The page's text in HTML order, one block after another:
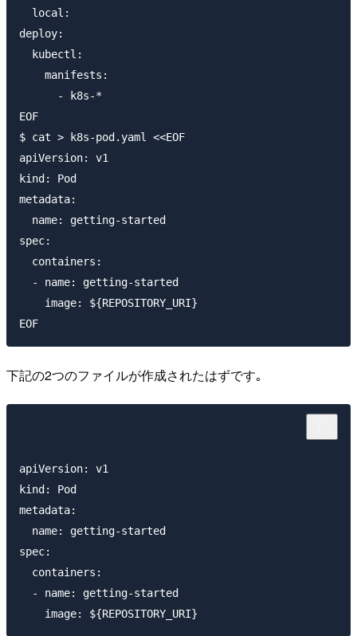
  local:
deploy:
  kubectl:
    manifests:
      - k8s-*
EOF
$ cat > k8s-pod.yaml <<EOF
apiVersion: v1
kind: Pod
metadata:
  name: getting-started
spec:
  containers:
  - name: getting-started
    image: ${REPOSITORY_URI}
下記の2つのファイルが作成されたはずです｡
apiVersion: v1
kind: Pod
metadata:
  name: getting-started
spec:
  containers:
  - name: getting-started